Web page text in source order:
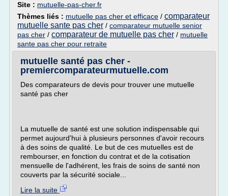
Site : mutuelle-pas-cher.fr
Thèmes liés : mutuelle pas cher et efficace / comparateur
mutuelle sante pas cher / comparateur mutuelle senior
pas cher / comparateur de mutuelle pas cher / mutuelle
sante pas cher pour retraite
mutuelle santé pas cher -
premiercomparateurmutuelle.com
Des comparateurs de devis pour trouver une mutuelle
santé pas cher
La mutuelle de santé est une solution indispensable qui
permet aujourd'hui à plusieurs personnes d'avoir recours
à des soins de qualité. Le but de ces mutuelles est de
rembourser, en fonction du contrat et de la cotisation
mensuelle de l'adhérent, les frais de soins de santé non
couverts par la sécurité sociale...
Lire la suite